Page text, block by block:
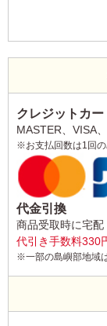
クレジットカー
MASTER、VISA
※お支払回数は1回
代金引換
商品受取時に宅配
代引き手数料330
※一部の島嶼部地域